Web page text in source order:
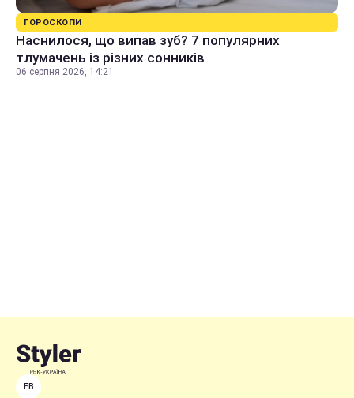
ГОРОСКОПИ
Наснилося, що випав зуб? 7 популярних
тлумачень із різних сонників
06 серпня 2026, 14:21
FB